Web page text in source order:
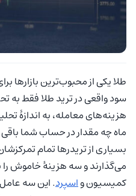
طلا یکی از محبوب‌ترین بازارها
سود واقعی در ترید طلا فقط به
هزینه‌های معامله، به اندازهٔ
ماه چه مقدار در حساب شما
بسیاری از تریدرها تمام
می‌گذارند و سه هزینهٔ خاموش را
کمیسیون واسپرد. این سه